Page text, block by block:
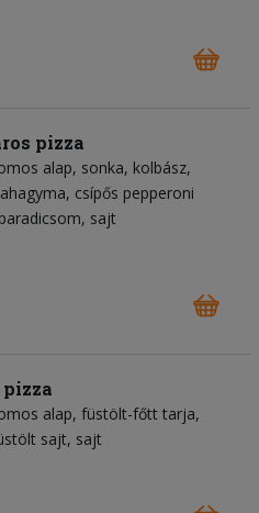
pizza
alap sonka kolbász
csípős pepperoni
paradicsom sajt
pizza
alap füstölt-főtt tarja
sajt sajt